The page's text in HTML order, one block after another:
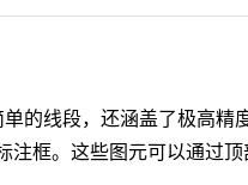
的线段，还涵盖了极高精
注框。这些图元可以通过